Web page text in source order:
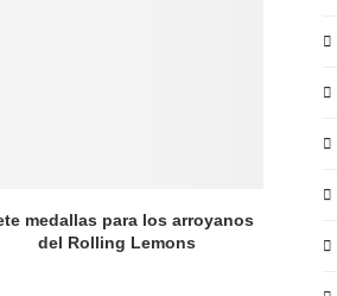
medallas para los arroyanos
del Rolling Lemons